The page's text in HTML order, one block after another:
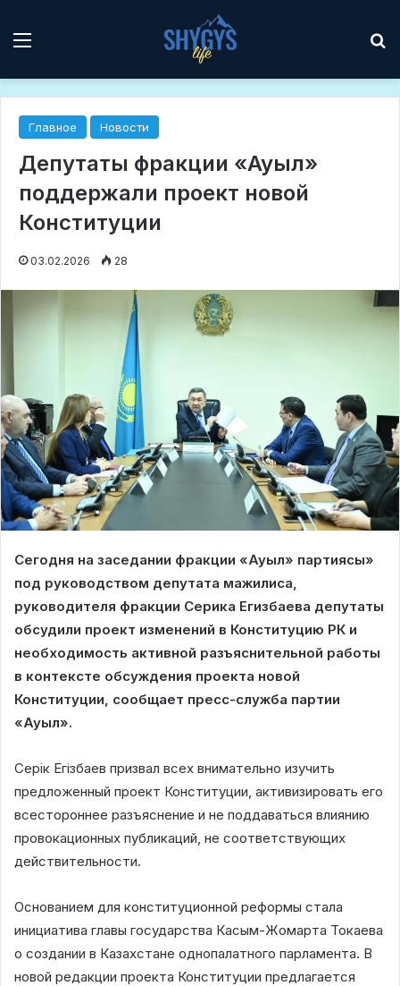
Мәзір
Главное Новости
Депутаты фракции «Ауыл»
поддержали проект новой
Конституции
03.02.2026 28
Сегодня на заседании фракции «Ауыл» партиясы»
под руководством депутата мажилиса,
руководителя фракции Серика Егизбаева депутаты
обсудили проект изменений в Конституцию РК и
необходимость активной разъяснительной работы
в контексте обсуждения проекта новой
Конституции, сообщает пресс-служба партии
«Ауыл».
Серік Егізбаев призвал всех внимательно изучить
предложенный проект Конституции, активизировать его
всестороннее разъяснение и не поддаваться влиянию
провокационных публикаций, не соответствующих
действительности.
Основанием для конституционной реформы стала
инициатива главы государства Касым-Жомарта Токаева
о создании в Казахстане однопалатного парламента. В
новой редакции проекта Конституции предлагается